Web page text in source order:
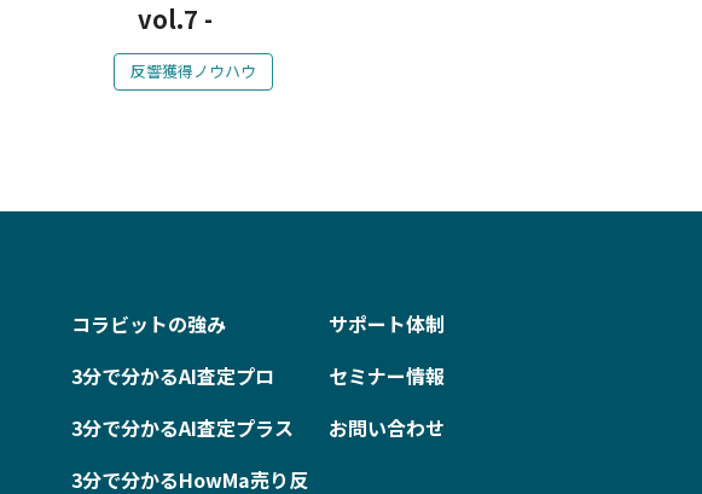
vol.7 -
反響獲得ノウハウ
コラビットの強み
3分で分かるAI査定プロ
3分で分かるAI査定プラス
3分で分かるHowMa売り反
サポート体制
セミナー情報
お問い合わせ